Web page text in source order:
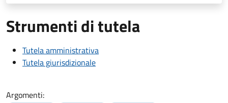
Strumenti di tutela
Tutela amministrativa
Tutela giurisdizionale
Argomenti: